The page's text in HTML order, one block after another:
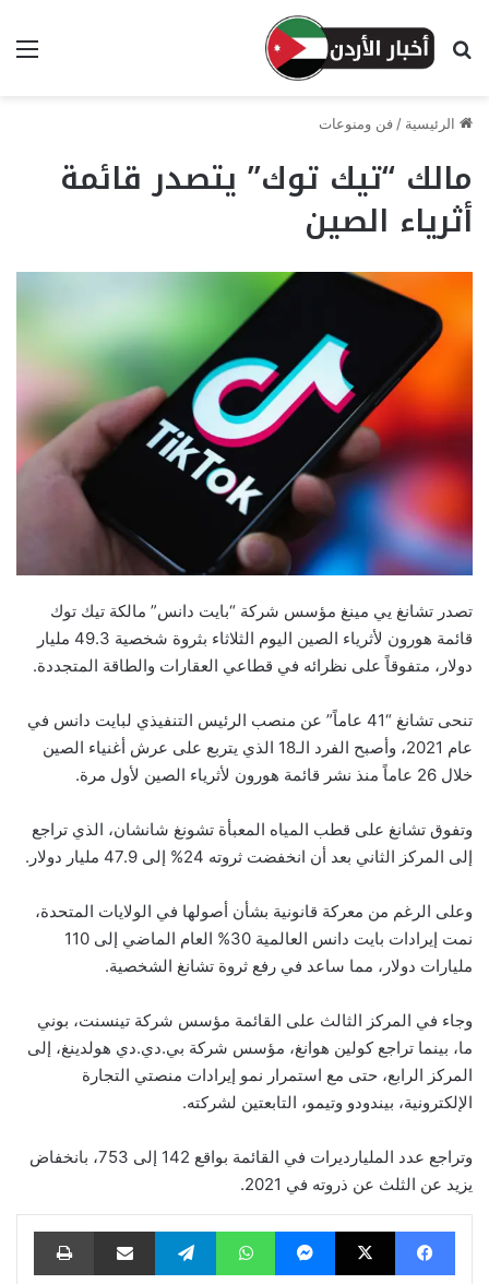
بحث عن
الرئيسية / فن ومنوعات
مالك “تيك توك” يتصدر قائمة
أثرياء الصين
تصدر تشانغ يي مينغ مؤسس شركة “بايت دانس” مالكة تيك توك
قائمة هورون لأثرياء الصين اليوم الثلاثاء بثروة شخصية 49.3 مليار
دولار، متفوقاً على نظرائه في قطاعي العقارات والطاقة المتجددة.
تنحى تشانغ “41 عاماً” عن منصب الرئيس التنفيذي لبايت دانس في
عام 2021، وأصبح الفرد الـ18 الذي يتربع على عرش أغنياء الصين
خلال 26 عاماً منذ نشر قائمة هورون لأثرياء الصين لأول مرة.
وتفوق تشانغ على قطب المياه المعبأة تشونغ شانشان، الذي تراجع
إلى المركز الثاني بعد أن انخفضت ثروته 24% إلى 47.9 مليار دولار.
وعلى الرغم من معركة قانونية بشأن أصولها في الولايات المتحدة،
نمت إيرادات بايت دانس العالمية 30% العام الماضي إلى 110
مليارات دولار، مما ساعد في رفع ثروة تشانغ الشخصية.
وجاء في المركز الثالث على القائمة مؤسس شركة تينسنت، بوني
ما، بينما تراجع كولين هوانغ، مؤسس شركة بي.دي.دي هولدينغ، إلى
المركز الرابع، حتى مع استمرار نمو إيرادات منصتي التجارة
الإلكترونية، بيندودو وتيمو، التابعتين لشركته.
وتراجع عدد المليارديرات في القائمة بواقع 142 إلى 753، بانخفاض
يزيد عن الثلث عن ذروته في 2021.
فيسبوك ‫X ماسنجر واتساب تيلقرام مشاركة عبر البريد طباعة